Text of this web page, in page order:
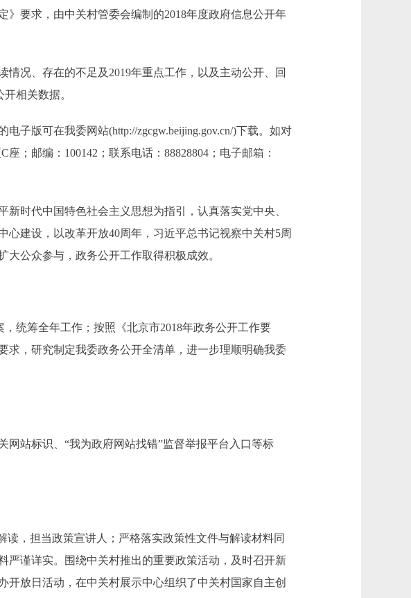
要求，由中关村管委会编制的2018年度政府信息公开年
况、存在的不足及2019年重点工作，以及主动公开、回
相关数据。
子版可在我委网站(http://zgcgw.beijing.gov.cn/)下载。如对
；邮编：100142；联系电话：88828804；电子邮箱：
时代中国特色社会主义思想为指引，认真落实党中央、
建设，以改革开放40周年，习近平总书记视察中关村5周
公众参与，政务公开工作取得积极成效。
统筹全年工作；按照《北京市2018年政务公开工作要
求，研究制定我委政务公开全清单，进一步理顺明确我委
站标识、“我为政府网站找错”监督举报平台入口等标
，担当政策宣讲人；严格落实政策性文件与解读材料同
严谨详实。围绕中关村推出的重要政策活动，及时召开新
放日活动，在中关村展示中心组织了中关村国家自主创